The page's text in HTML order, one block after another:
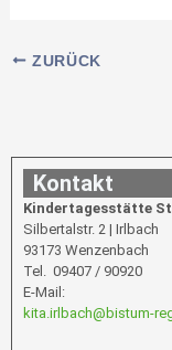
ZURÜCK
Kontakt
Kindertagesstätte
Silbertalstr. 2 | Irlbach
93173 Wenzenbach
Tel. 09407 / 90920
E-Mail:
kita.irlbach@bistum-